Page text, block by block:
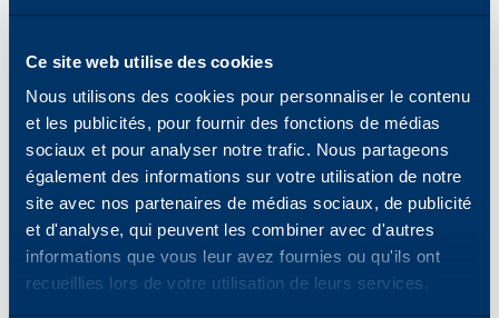
Ce site web utilise des cookies
Nous utilisons des cookies pour personnaliser le contenu
et les publicités, pour fournir des fonctions de médias
sociaux et pour analyser notre trafic. Nous partageons
également des informations sur votre utilisation de notre
site avec nos partenaires de médias sociaux, de publicité
et d'analyse, qui peuvent les combiner avec d'autres
informations que vous leur avez fournies ou qu'ils ont
recueillies lors de votre utilisation de leurs services.
partenaires revendeurs et distributeurs dans
le monde. En s'appuyant sur la richesse de
son expertise industrielle, Katun vise à
apporter à ses clients "le succès en toute
simplicité", en offrant des produits et des
services axés sur la fiabilité, la simplicité et
l'innovation.www.katun.com
Contact médias européens -